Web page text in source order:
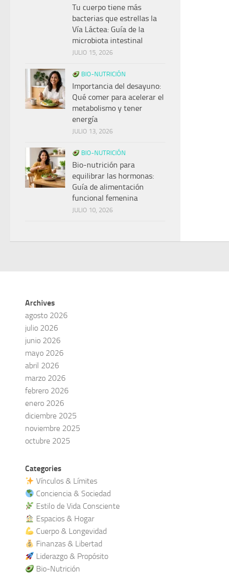
Tu cuerpo tiene más
bacterias que estrellas la
Vía Láctea: Guía de la
microbiota intestinal
JULIO 15, 2026
BIO-NUTRICIÓN
Importancia del desayuno:
Qué comer para acelerar el
metabolismo y tener
energía
JULIO 13, 2026
BIO-NUTRICIÓN
Bio-nutrición para
equilibrar las hormonas:
Guía de alimentación
funcional femenina
JULIO 10, 2026
Archives
agosto 2026
julio 2026
junio 2026
mayo 2026
abril 2026
marzo 2026
febrero 2026
enero 2026
diciembre 2025
noviembre 2025
octubre 2025
Categories
Vínculos & Límites
Conciencia & Sociedad
Estilo de Vida Consciente
Espacios & Hogar
Cuerpo & Longevidad
Finanzas & Libertad
Liderazgo & Propósito
Bio-Nutrición